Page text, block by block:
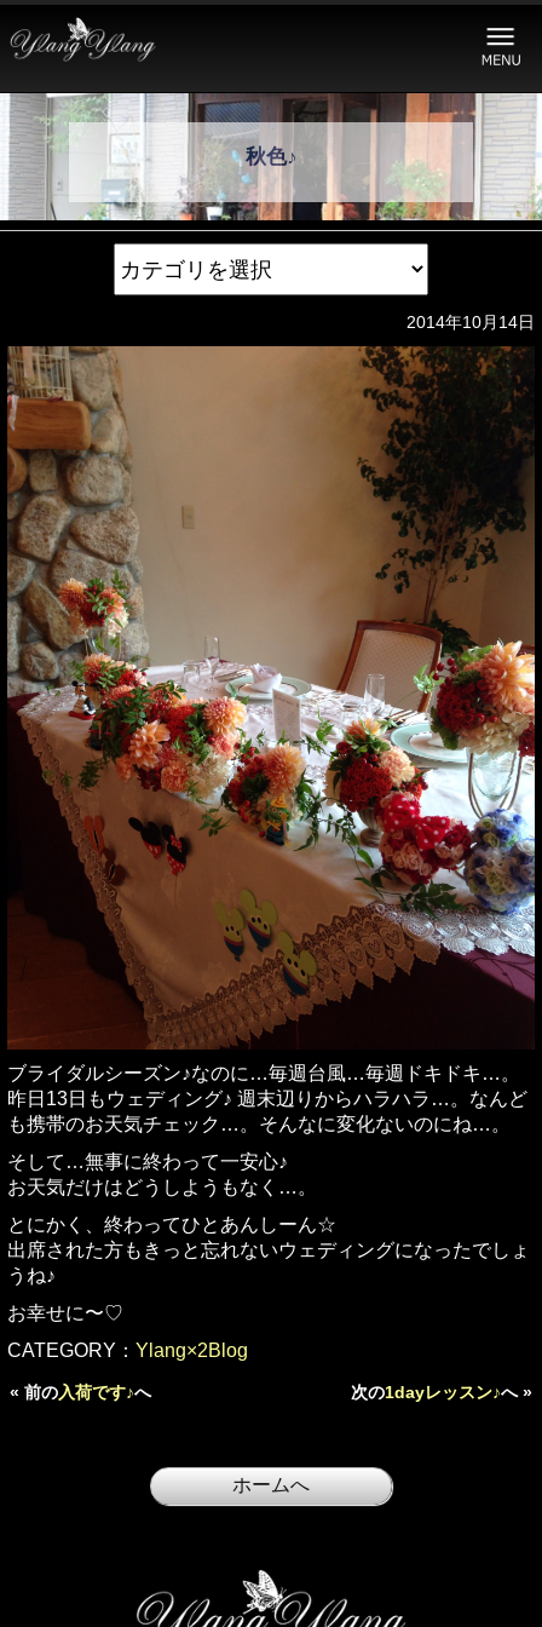
秋色♪
2014年10月14日
ブライダルシーズン♪なのに…毎週台風…毎週ドキドキ…。
昨日13日もウェディング♪ 週末辺りからハラハラ…。なんど
も携帯のお天気チェック…。そんなに変化ないのにね…。
そして…無事に終わって一安心♪
お天気だけはどうしようもなく…。
とにかく、終わってひとあんしーん☆
出席された方もきっと忘れないウェディングになったでしょ
うね♪
お幸せに〜♡
CATEGORY： Ylang×2Blog
« 前の入荷です♪へ 次の1dayレッスン♪へ »